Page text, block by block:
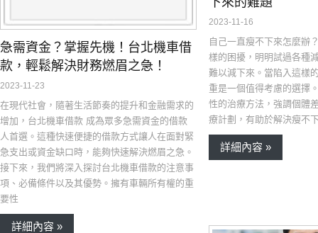
急需資金？掌握先機！台北機車借
款，輕鬆解決財務燃眉之急！
2023-11-23
在現代社會，隨著生活節奏的提升和金融需求的
增加，台北機車借款 成為眾多急需資金的借款
人首選。這種快速便捷的借款方式讓人在面對緊
急支出或資金缺口時，能夠快速解決燃眉之急。
接下來，我們將深入探討台北機車借款的注意事
項、必備條件以及其優勢。擁有車輛所有權的重
要性
詳細內容 »
2023-11-16
自己一直瘦不下來怎麼辦
樣的困擾，明明試過各種
難以減下來。當陷入這樣
重是一個值得考慮的選擇
性的治療方法，強調個體
療計劃，有助於解決瘦不
詳細內容 »